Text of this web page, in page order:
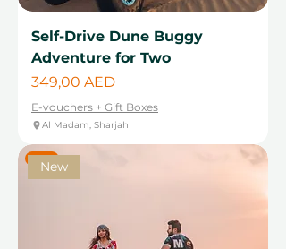
Self-Drive Dune Buggy
Adventure for Two
Цена
349,00 AED
E-vouchers + Gift Boxes
Al Madam, Sharjah
NewNew